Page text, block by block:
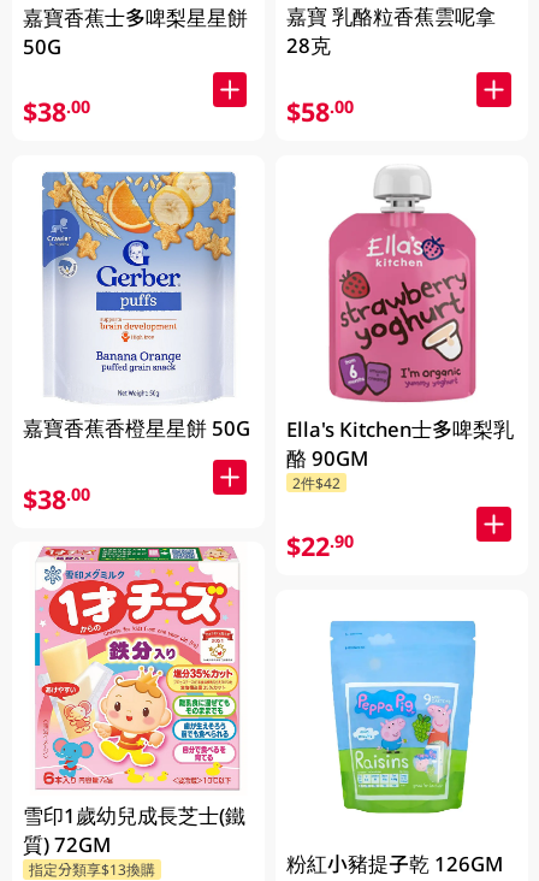
嘉寶香蕉士多啤梨星星餅
50G
$38.00
嘉寶香蕉香橙星星餅 50G
$38.00
雪印1歲幼兒成長芝士(鐵
質) 72GM
指定分類享$13換購
嘉寶 乳酪粒香蕉雲呢拿
28克
$58.00
Ella's Kitchen士多啤梨乳
酪 90GM
2件$42
$22.90
粉紅小豬提子乾 126GM